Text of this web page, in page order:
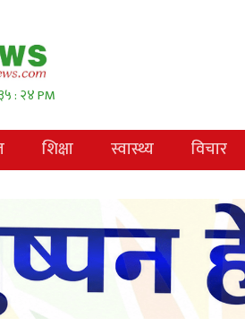
: २५ PM
शिक्षा स्वास्थ्य विचार